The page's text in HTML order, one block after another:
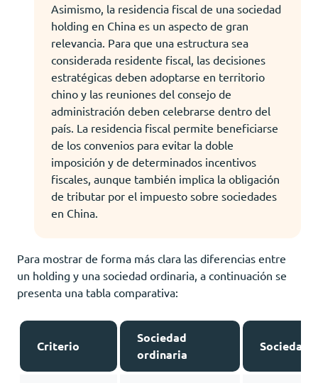
Asimismo, la residencia fiscal de una sociedad
holding en China es un aspecto de gran
relevancia. Para que una estructura sea
considerada residente fiscal, las decisiones
estratégicas deben adoptarse en territorio
chino y las reuniones del consejo de
administración deben celebrarse dentro del
país. La residencia fiscal permite beneficiarse
de los convenios para evitar la doble
imposición y de determinados incentivos
fiscales, aunque también implica la obligación
de tributar por el impuesto sobre sociedades
en China.
Para mostrar de forma más clara las diferencias entre
un holding y una sociedad ordinaria, a continuación se
presenta una tabla comparativa:
Criterio
Sociedad
ordinaria
Sociedad